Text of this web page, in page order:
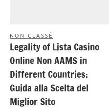
NON CLASSÉ
Legality of Lista Casino
Online Non AAMS in
Different Countries:
Guida alla Scelta del
Miglior Sito